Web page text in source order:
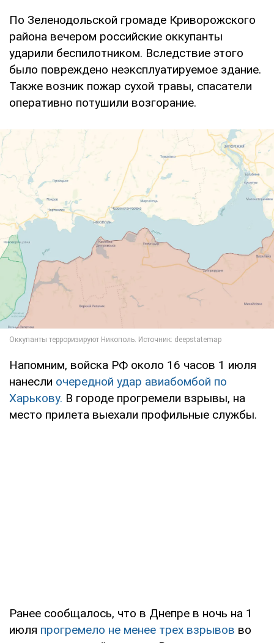
По Зеленодольской громаде Криворожского
района вечером российские оккупанты
ударили беспилотником. Вследствие этого
было повреждено неэксплуатируемое здание.
Также возник пожар сухой травы, спасатели
оперативно потушили возгорание.
Напомним, войска РФ около 16 часов 1 июля
нанесли очередной удар авиабомбой по
Харькову. В городе прогремели взрывы, на
место прилета выехали профильные службы.
Ранее сообщалось, что в Днепре в ночь на 1
июля прогремело не менее трех взрывов во